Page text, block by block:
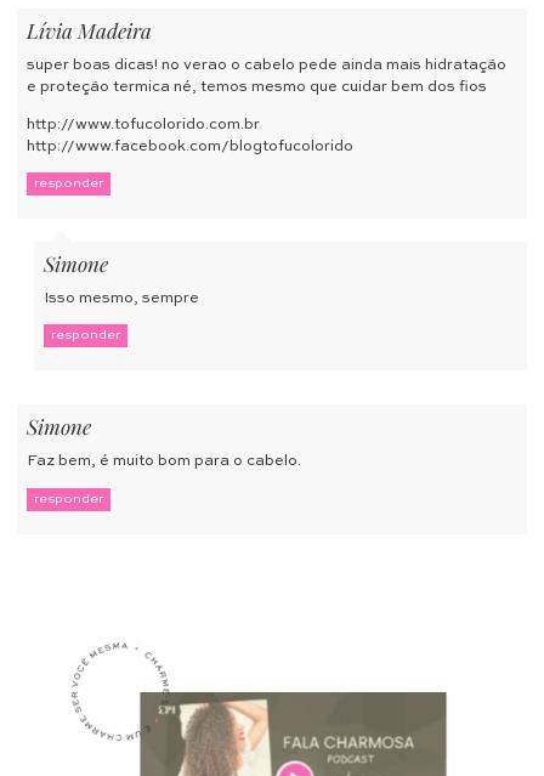
Lívia Madeira
super boas dicas! no verao o cabelo pede ainda mais hidratação
e proteção termica né, temos mesmo que cuidar bem dos fios
http://www.tofucolorido.com.br
http://www.facebook.com/blogtofucolorido
responder
Simone
Isso mesmo, sempre
responder
Simone
Faz bem, é muito bom para o cabelo.
responder